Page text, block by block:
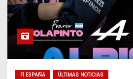
F1 ESPAÑA ÚLTIMAS NOTICIAS